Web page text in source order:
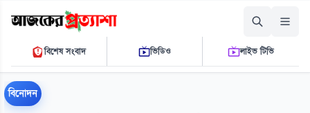
রোববার, ০৯ আগস্ট ২০২৬
০৬:৫১:৪৬ এ.এম.THE DAILY AJKER PROTTASHA
বিশেষ সংবাদ ভিডিও লাইভ টিভি
বিনোদন